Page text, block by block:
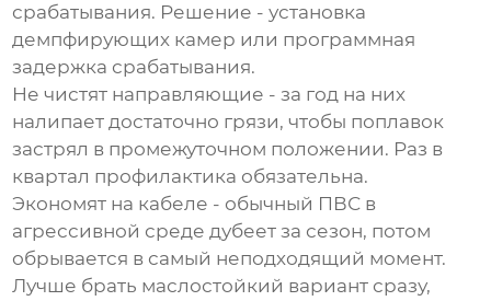
срабатывания. Решение - установка
демпфирующих камер или программная
задержка срабатывания.
Не чистят направляющие - за год на них
налипает достаточно грязи, чтобы поплавок
застрял в промежуточном положении. Раз в
квартал профилактика обязательна.
Экономят на кабеле - обычный ПВС в
агрессивной среде дубеет за сезон, потом
обрывается в самый неподходящий момент.
Лучше брать маслостойкий вариант сразу,